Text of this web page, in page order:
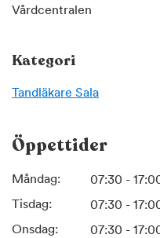
Vårdcentralen
Kategori
Tandläkare Sala
Öppettider
Måndag:
07:30 -
Tisdag:
07:30 -
Onsdag:
07:30 -